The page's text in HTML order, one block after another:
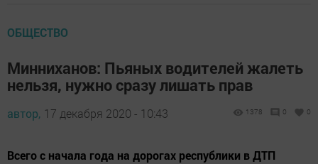
ОБЩЕСТВО
Минниханов: Пьяных водителей жалеть
нельзя, нужно сразу лишать прав
автор, 17 декабря 2020 - 10:43 1378 0 0
Всего с начала года на дорогах республики в ДТП